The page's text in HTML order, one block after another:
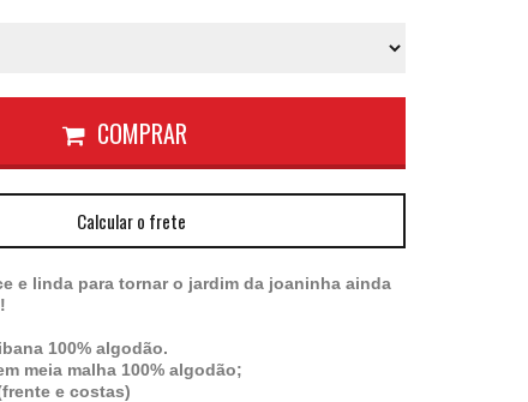
COMPRAR
Calcular o frete
e linda para tornar o jardim da joaninha ainda
!
100% algodão.
meia malha 100% algodão;
e costas)